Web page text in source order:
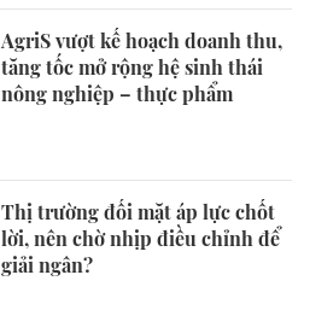
AgriS vượt kế hoạch doanh thu,
tăng tốc mở rộng hệ sinh thái
nông nghiệp – thực phẩm
Thị trường đối mặt áp lực chốt
lời, nên chờ nhịp điều chỉnh để
giải ngân?